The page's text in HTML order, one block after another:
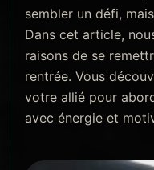
sembler un défi,
Dans cet article,
raisons de se
rentrée. Vous
votre allié pour
avec énergie et